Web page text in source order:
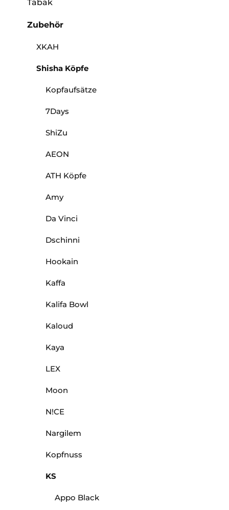
Tabak
Zubehör
XKAH
Shisha Köpfe
Kopfaufsätze
7Days
ShiZu
AEON
ATH Köpfe
Amy
Da Vinci
Dschinni
Hookain
Kaffa
Kalifa Bowl
Kaloud
Kaya
LEX
Moon
N!CE
Nargilem
Kopfnuss
KS
Appo Black